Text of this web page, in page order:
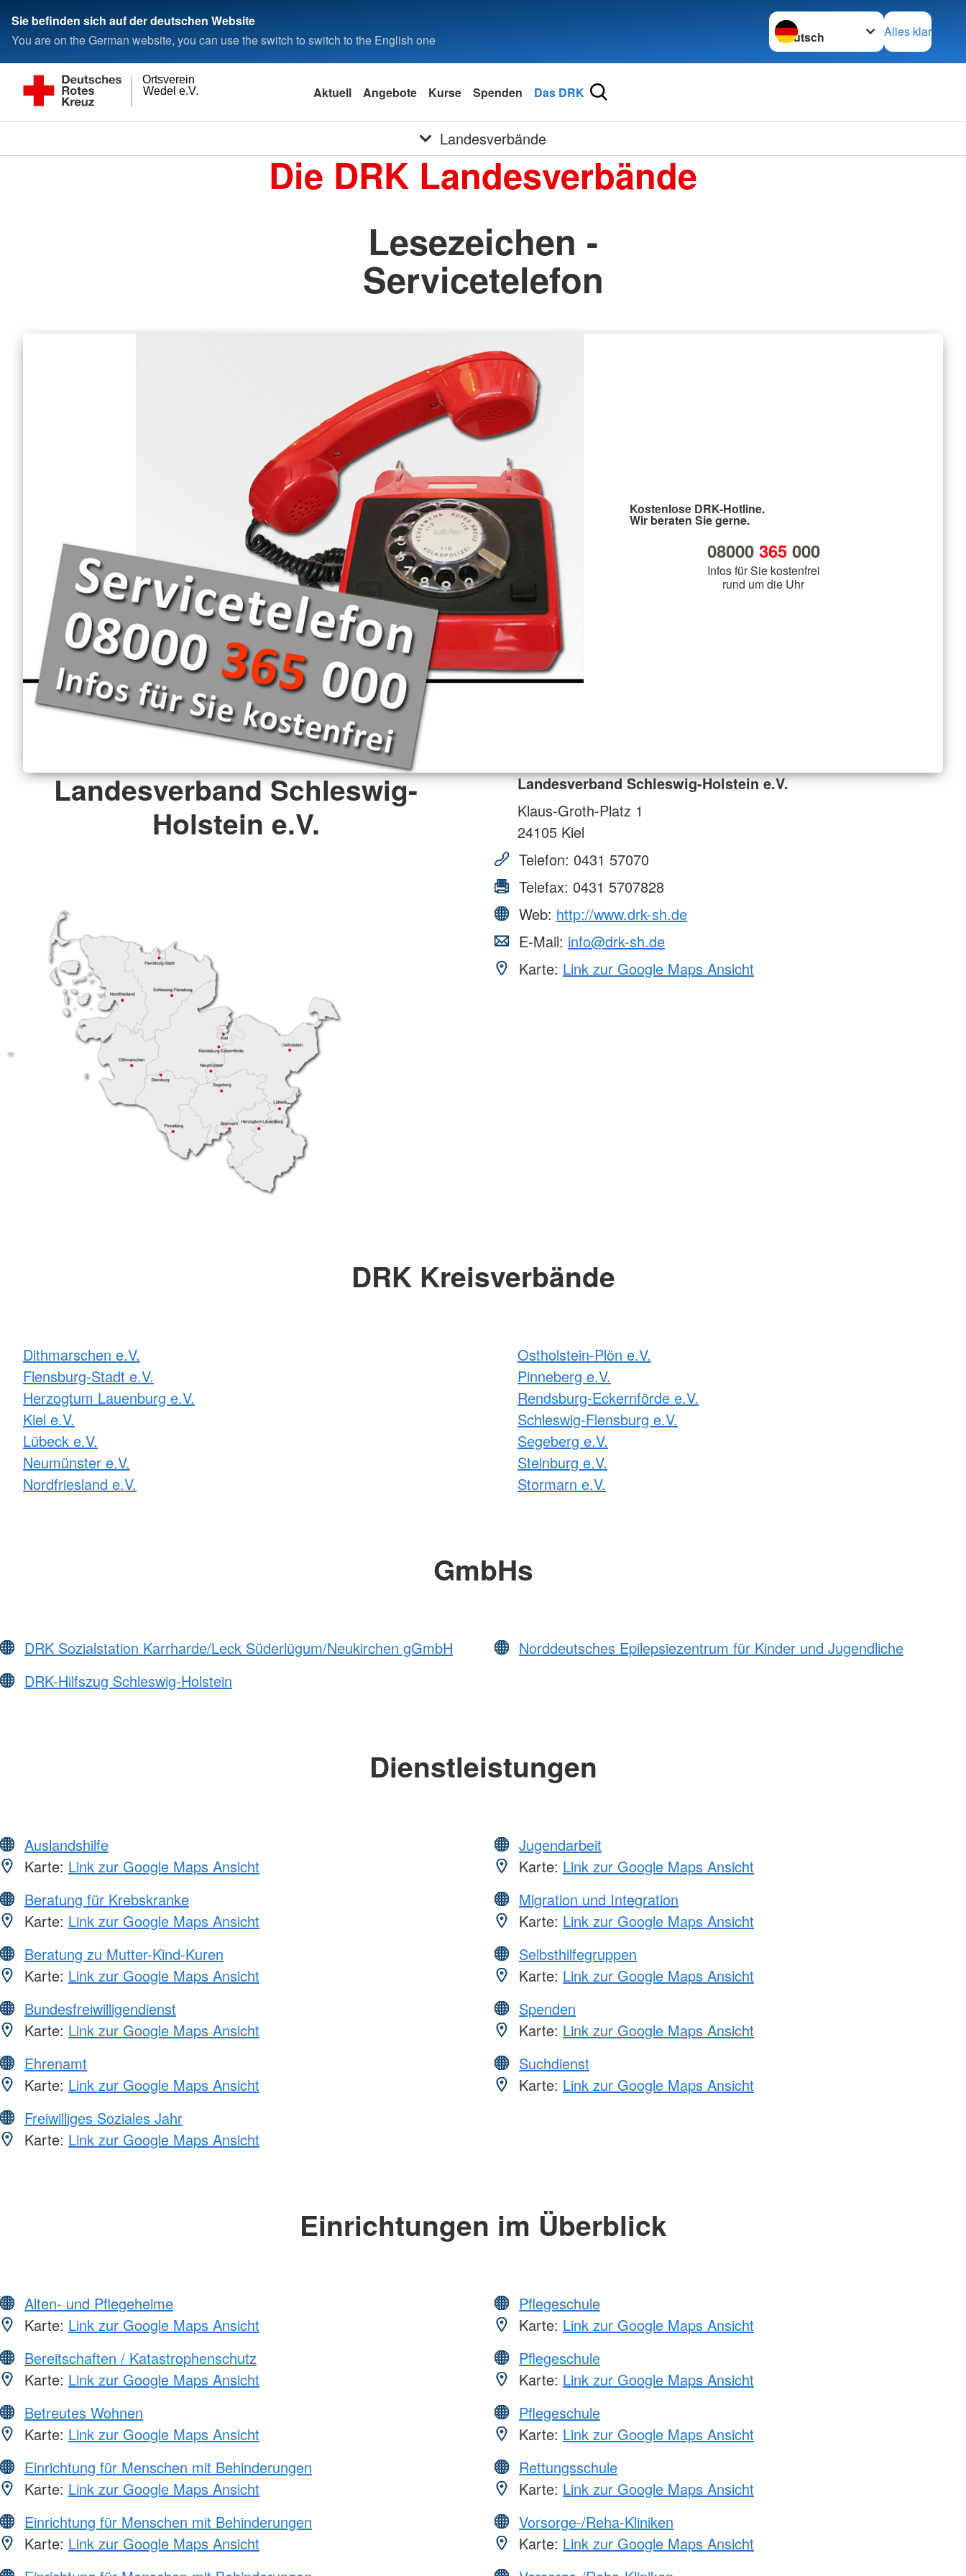
Sie befinden sich auf der deutschen Website
You are on the German website, you can use the switch to switch to the English one
Sprache wechseln zu
Alles klar
Wedel e.V.
Ortsverein
Aktuell Angebote Kurse Spenden Das DRK
Landesverbände
Die DRK Landesverbände
Lesezeichen -
Servicetelefon
Kostenlose DRK-Hotline.
Wir beraten Sie gerne.
08000 365000
Infos für Sie kostenfrei
rund um die Uhr
Landesverband Schleswig-
Holstein e.V.
Landesverband Schleswig-Holstein e.V.
Klaus-Groth-Platz 1
24105 Kiel
Telefon: 0431 57070
Telefax: 0431 5707828
Web: http://www.drk-sh.de
E-Mail: info@drk-sh.de
Karte: Link zur Google Maps Ansicht
DRK Kreisverbände
Dithmarschen e.V.
Flensburg-Stadt e.V.
Herzogtum Lauenburg e.V.
Kiel e.V.
Lübeck e.V.
Neumünster e.V.
Nordfriesland e.V.
Ostholstein-Plön e.V.
Pinneberg e.V.
Rendsburg-Eckernförde e.V.
Schleswig-Flensburg e.V.
Segeberg e.V.
Steinburg e.V.
Stormarn e.V.
GmbHs
DRK Sozialstation Karrharde/Leck Süderlügum/Neukirchen gGmbH
DRK-Hilfszug Schleswig-Holstein
Norddeutsches Epilepsiezentrum für Kinder und Jugendliche
Dienstleistungen
Auslandshilfe
Karte: Link zur Google Maps Ansicht
Beratung für Krebskranke
Karte: Link zur Google Maps Ansicht
Beratung zu Mutter-Kind-Kuren
Karte: Link zur Google Maps Ansicht
Bundesfreiwilligendienst
Karte: Link zur Google Maps Ansicht
Ehrenamt
Karte: Link zur Google Maps Ansicht
Freiwilliges Soziales Jahr
Karte: Link zur Google Maps Ansicht
Jugendarbeit
Karte: Link zur Google Maps Ansicht
Migration und Integration
Karte: Link zur Google Maps Ansicht
Selbsthilfegruppen
Karte: Link zur Google Maps Ansicht
Spenden
Karte: Link zur Google Maps Ansicht
Suchdienst
Karte: Link zur Google Maps Ansicht
Einrichtungen im Überblick
Alten- und Pflegeheime
Karte: Link zur Google Maps Ansicht
Bereitschaften / Katastrophenschutz
Karte: Link zur Google Maps Ansicht
Betreutes Wohnen
Karte: Link zur Google Maps Ansicht
Einrichtung für Menschen mit Behinderungen
Karte: Link zur Google Maps Ansicht
Einrichtung für Menschen mit Behinderungen
Karte: Link zur Google Maps Ansicht
Pflegeschule
Karte: Link zur Google Maps Ansicht
Pflegeschule
Karte: Link zur Google Maps Ansicht
Pflegeschule
Karte: Link zur Google Maps Ansicht
Rettungsschule
Karte: Link zur Google Maps Ansicht
Vorsorge-/Reha-Kliniken
Karte: Link zur Google Maps Ansicht